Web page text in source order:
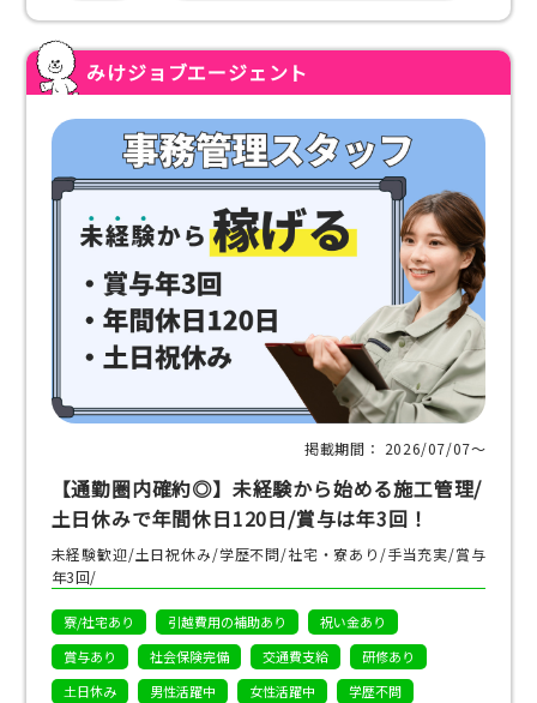
みけジョブエージェント
掲載期間： 2026/07/07〜
【通勤圏内確約◎】未経験から始める施工管理/
土日休みで年間休日120日/賞与は年3回！
未経験歓迎/土日祝休み/学歴不問/社宅・寮あり/手当充実/賞与
年3回/
寮/社宅あり 引越費用の補助あり
祝い金あり
賞与あり
社会保険完備 交通費支給
研修あり
土日休み
男性活躍中 女性活躍中 学歴不問